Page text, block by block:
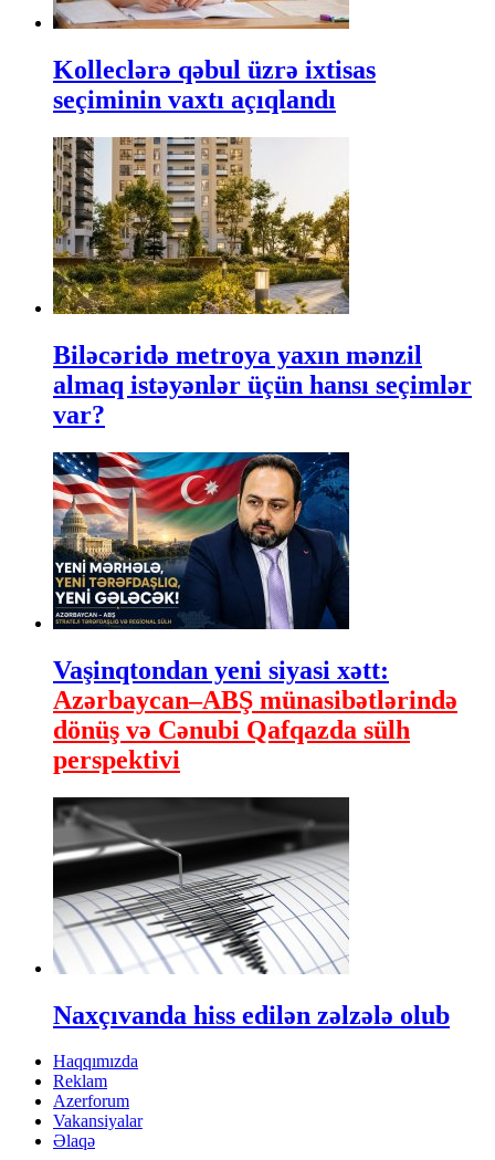
Kolleclərə qəbul üzrə ixtisas
seçiminin vaxtı açıqlandı
Biləcəridə metroya yaxın mənzil
almaq istəyənlər üçün hansı seçimlər
var?
Vaşinqtondan yeni siyasi xətt:
Azərbaycan–ABŞ münasibətlərində
dönüş və Cənubi Qafqazda sülh
perspektivi
Naxçıvanda hiss edilən zəlzələ olub
Haqqımızda
Reklam
Azerforum
Vakansiyalar
Əlaqə